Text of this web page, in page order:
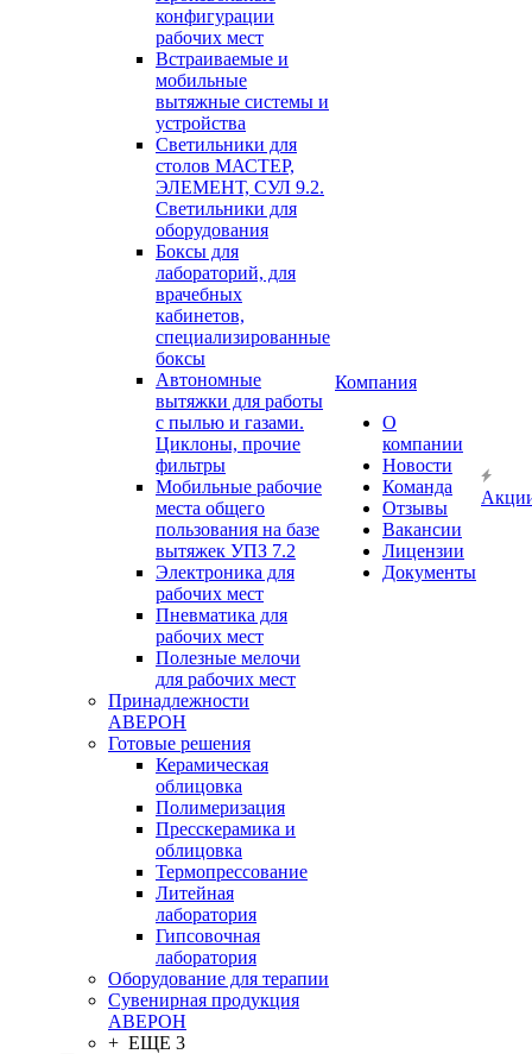
конфигурации
рабочих мест
Встраиваемые и
мобильные
вытяжные системы и
устройства
Светильники для
столов МАСТЕР,
ЭЛЕМЕНТ, СУЛ 9.2.
Светильники для
оборудования
Боксы для
лабораторий, для
врачебных
кабинетов,
специализированные
боксы
Автономные
вытяжки для работы
с пылью и газами.
Циклоны, прочие
фильтры
Мобильные рабочие
места общего
пользования на базе
вытяжек УПЗ 7.2
Электроника для
рабочих мест
Пневматика для
рабочих мест
Полезные мелочи
для рабочих мест
Принадлежности
АВЕРОН
Готовые решения
Керамическая
облицовка
Полимеризация
Пресскерамика и
облицовка
Термопрессование
Литейная
лаборатория
Гипсовочная
лаборатория
Оборудование для терапии
Сувенирная продукция
АВЕРОН
+ ЕЩЕ 3
Компания
О
компании
Новости
Команда
Отзывы
Вакансии
Лицензии
Документы